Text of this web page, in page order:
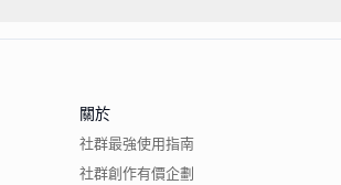
關於
社群最強使用指南
社群創作有價企劃